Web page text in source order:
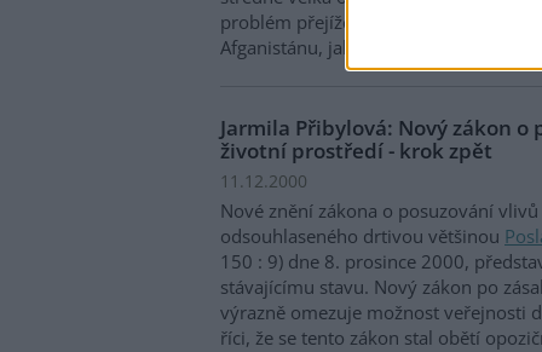
problém přejížděných žab menší než
Afganistánu, jak říká s oblibou Sváťa
Jarmila Přibylová: Nový zákon o
životní prostředí - krok zpět
11.12.2000
Nové znění zákona o posuzování
odsouhlaseného drtivou většinou
150 : 9) dne 8. prosince 2000,
stávajícímu stavu. Nový zákon po
výrazně omezuje možnost veřejnosti
říci, že se tento zákon stal obětí